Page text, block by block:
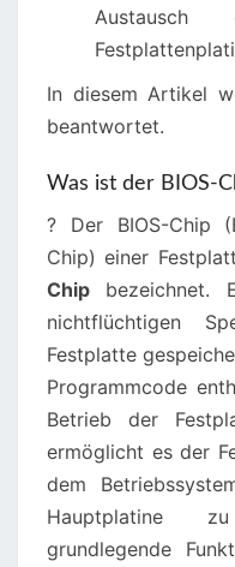
In diesem Artikel
beantwortet.
Was ist der BIOS-
? Der BIOS-Chip
Chip) einer
Chip bezeichnet.
nichtflüchtigen
Festplatte
Programmcode
Betrieb der
ermöglicht es der
dem
Hauptplatine
grundlegende